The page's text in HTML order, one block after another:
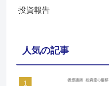
投資報告
人気の記事